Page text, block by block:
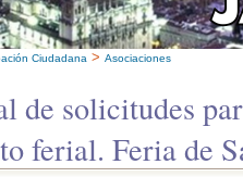
Ciudadana > Asociaciones
de solicitudes
ferial. Feria de